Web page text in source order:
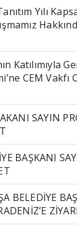
Yılı
Katılımıyla
CEM Vakfı
SAYIN
BAŞKANI
BELEDİYE